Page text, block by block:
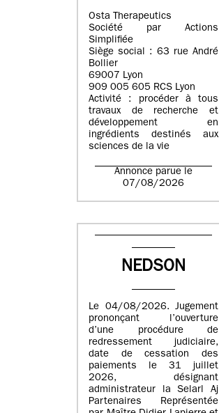
Osta Therapeutics
Société par Actions
Simplifiée
Siège social : 63 rue André
Bollier
69007 Lyon
909 005 605 RCS Lyon
Activité : procéder à tous
travaux de recherche et
développement en
ingrédients destinés aux
sciences de la vie
Annonce parue le
07/08/2026
NEDSON
Le 04/08/2026. Jugement
prononçant l’ouverture
d’une procédure de
redressement judiciaire,
date de cessation des
paiements le 31 juillet
2026, désignant
administrateur la Selarl Aj
Partenaires Représentée